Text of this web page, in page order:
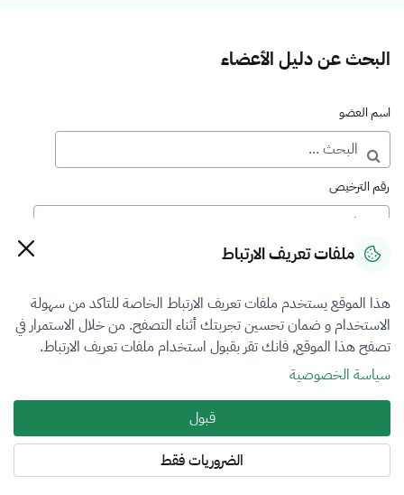
البحث عن دليل الأعضاء
اسم العضو
رقم الترخيص
رقم العضوية
فرع التقييم
المعادن الثمينة والاحجار الكريمة
نوع العضوية
طالب منتسب
المنطقة
ملفات تعريف الارتباط
هذا الموقع يستخدم ملفات تعريف الارتباط الخاصة للتاكد من سهولة
الاستخدام و ضمان تحسين تجربتك أثناء التصفح. من خلال الاستمرار في
تصفح هذا الموقع, فانك تقر بقبول استخدام ملفات تعريف الارتباط.
سياسة الخصوصية
قبول
الضروريات فقط